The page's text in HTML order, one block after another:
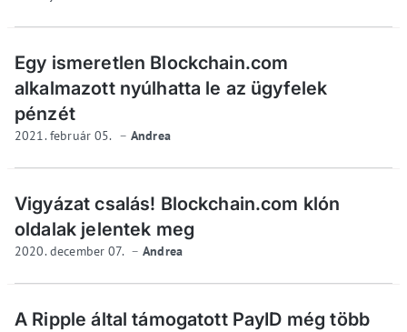
Egy ismeretlen Blockchain.com
alkalmazott nyúlhatta le az ügyfelek
pénzét
2021. február 05. Andrea
Vigyázat csalás! Blockchain.com klón
oldalak jelentek meg
2020. december 07. Andrea
A Ripple által támogatott PayID még több